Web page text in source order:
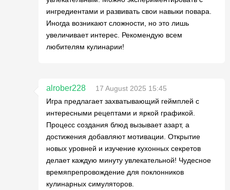
ингредиентами и развивать свои навыки повара.
Иногда возникают сложности, но это лишь
увеличивает интерес. Рекомендую всем
любителям кулинарии!
alrober228
17 August 2025 15:45
Игра предлагает захватывающий геймплей с
интересными рецептами и яркой графикой.
Процесс создания блюд вызывает азарт, а
достижения добавляют мотивации. Открытие
новых уровней и изучение кухонных секретов
делает каждую минуту увлекательной! Чудесное
времяпрепровождение для поклонников
кулинарных симуляторов.